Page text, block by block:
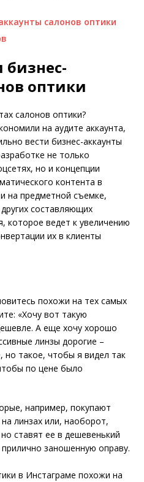
салонов оптики
оптики
салонов оптики?
на аудите аккаунта,
вести бизнес-аккаунты
не только
но и концепции
контента в
на предметной съемке,
составляющих
которое ведет к увеличению
их в клиенты
похожи на тех самых
«Хочу вот такую
А еще хочу хорошо
линзы дорогие –
но такое, чтобы я видел так
по цене было
например, покупают
линзах или, наоборот,
ставят ее в дешевенький
заношенную оправу.
в Инстаграме похожи на